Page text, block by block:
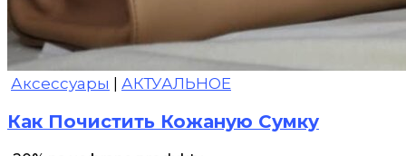
Аксессуары АКТУАЛЬНОЕ
Как Почистить Кожаную Сумку